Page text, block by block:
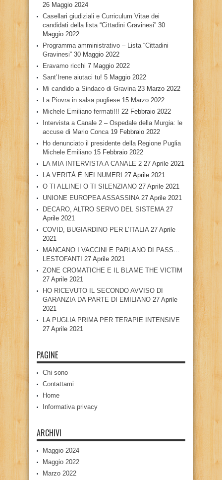
26 Maggio 2024
Casellari giudiziali e Curriculum Vitae dei
candidati della lista “Cittadini Gravinesi” 30
Maggio 2022
Programma amministrativo – Lista “Cittadini
Gravinesi” 30 Maggio 2022
Eravamo ricchi 7 Maggio 2022
Sant’Irene aiutaci tu! 5 Maggio 2022
Mi candido a Sindaco di Gravina 23 Marzo 2022
La Piovra in salsa pugliese 15 Marzo 2022
Michele Emiliano fermati!!! 22 Febbraio 2022
Intervista a Canale 2 – Ospedale della Murgia: le
accuse di Mario Conca 19 Febbraio 2022
Ho denunciato il presidente della Regione Puglia
Michele Emiliano 15 Febbraio 2022
LA MIA INTERVISTA A CANALE 2 27 Aprile 2021
LA VERITÀ È NEI NUMERI 27 Aprile 2021
O TI ALLINEI O TI SILENZIANO 27 Aprile 2021
UNIONE EUROPEA ASSASSINA 27 Aprile 2021
DECARO, ALTRO SERVO DEL SISTEMA 27
Aprile 2021
COVID, BUGIARDINO PER L’ITALIA 27 Aprile
2021
MANCANO I VACCINI E PARLANO DI PASS…
LESTOFANTI 27 Aprile 2021
ZONE CROMATICHE E IL BLAME THE VICTIM
27 Aprile 2021
HO RICEVUTO IL SECONDO AVVISO DI
GARANZIA DA PARTE DI EMILIANO 27 Aprile
2021
LA PUGLIA PRIMA PER TERAPIE INTENSIVE
27 Aprile 2021
PAGINE
Chi sono
Contattami
Home
Informativa privacy
ARCHIVI
Maggio 2024
Maggio 2022
Marzo 2022